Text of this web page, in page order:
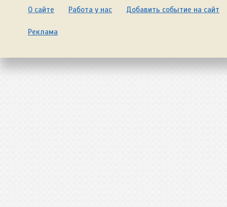
О сайте Работа у нас Добавить событие на сайт
Реклама